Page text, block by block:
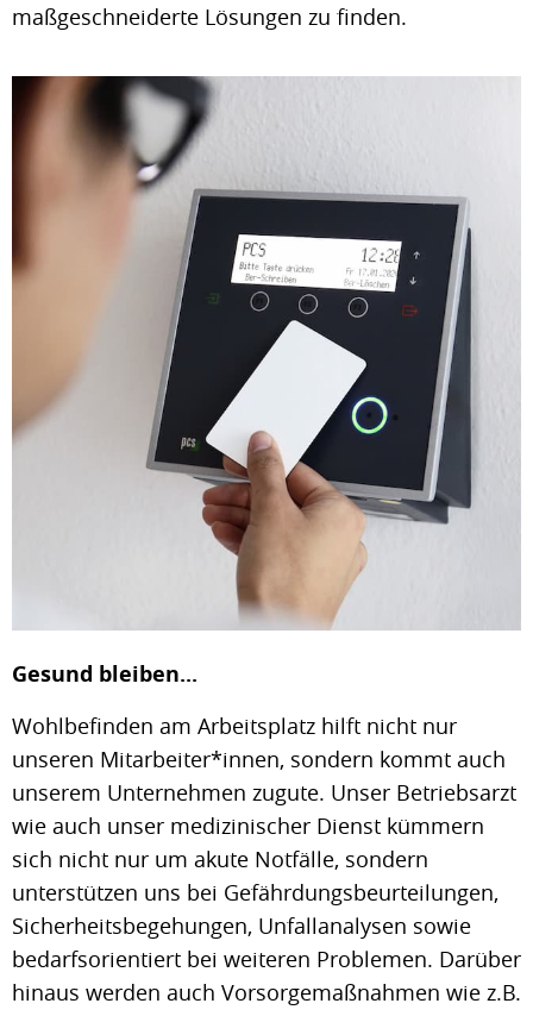
maßgeschneiderte Lösungen zu finden.
Gesund bleiben...
Wohlbefinden am Arbeitsplatz hilft nicht nur
unseren Mitarbeiter*innen, sondern kommt auch
unserem Unternehmen zugute. Unser Betriebsarzt
wie auch unser medizinischer Dienst kümmern
sich nicht nur um akute Notfälle, sondern
unterstützen uns bei Gefährdungsbeurteilungen,
Sicherheitsbegehungen, Unfallanalysen sowie
bedarfsorientiert bei weiteren Problemen. Darüber
hinaus werden auch Vorsorgemaßnahmen wie z.B.